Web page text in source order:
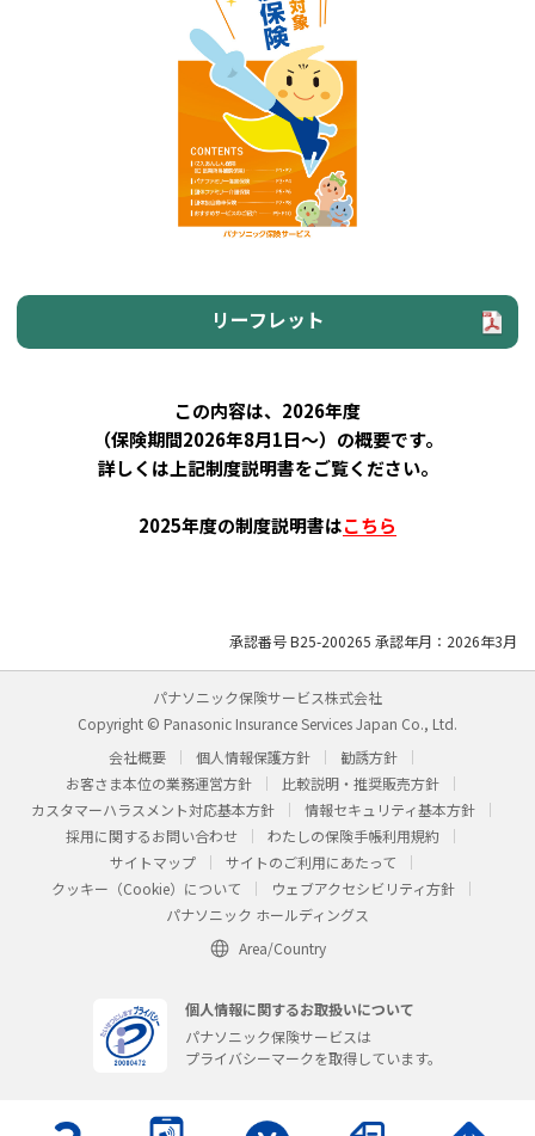
リーフレット
この内容は、2026年度
（保険期間2026年8月1日～）の概要です。
詳しくは上記制度説明書をご覧ください。
2025年度の制度説明書はこちら
承認番号 B25-200265 承認年月：2026年3月
パナソニック保険サービス株式会社
Copyright © Panasonic Insurance Services Japan Co., Ltd.
会社概要
個人情報保護方針
勧誘方針
お客さま本位の業務運営方針
比較説明・推奨販売方針
カスタマーハラスメント対応基本方針
情報セキュリティ基本方針
採用に関するお問い合わせ
わたしの保険手帳利用規約
サイトマップ
サイトのご利用にあたって
クッキー（Cookie）について
ウェブアクセシビリティ方針
パナソニック ホールディングス
Area/Country
個人情報に関するお取扱いについて
パナソニック保険サービスは
プライバシーマークを取得しています。